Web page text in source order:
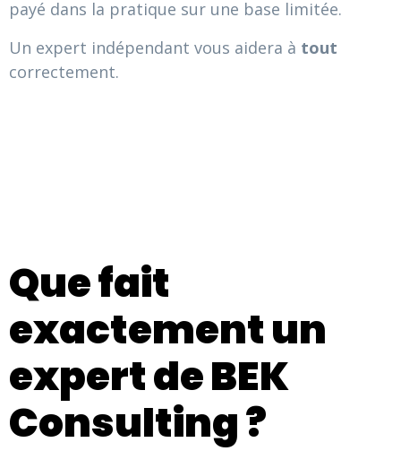
payé dans la pratique sur une base limitée.
Un expert indépendant vous aidera à tout
correctement.
Que fait
exactement un
expert de BEK
Consulting ?